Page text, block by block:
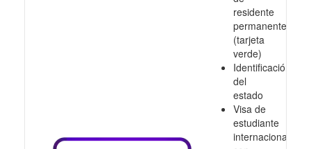
residente
permanente
(tarjeta
verde)
Identificación
del
estado
Visa de
estudiante
internacional